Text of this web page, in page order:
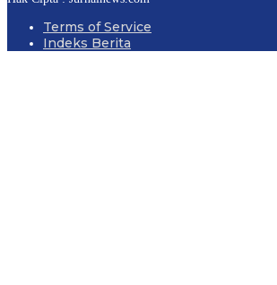
Terms of Service
Indeks Berita